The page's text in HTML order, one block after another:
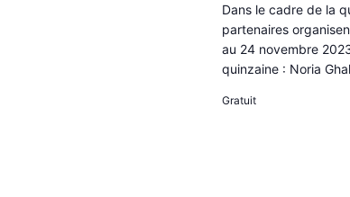
Dans le cadre de la
partenaires
au 24 novembre
quinzaine : Noria
Gratuit